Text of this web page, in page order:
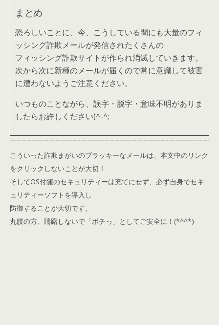
まとめ
恐ろしいことに、今、こうしている間にも大量のフィ
ッシング詐欺メールが発信されたくさんの
フィッシング詐欺サイトが作られ消滅していきます。
次から次に新種のメールが届くので常に意識して被害
に遭わないようご注意ください。
いつものことながら、誤字・脱字・意味不明がありま
したらお許しください(^-^;
こういった詐欺まがいのブラッキーなメールは、本文中のリンク
をクリックしないことが大切！
そしてOS付随のセキュリティーは充てにせず、必ず自身でセキ
ュリティーソフトを導入し
防御することが大切です。
丸腰の方、躊躇しないで「ポチっ」としてご安全に！(*^^*)